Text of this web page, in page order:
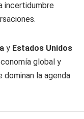
incertidumbre
y Estados Unidos
global y
la agenda